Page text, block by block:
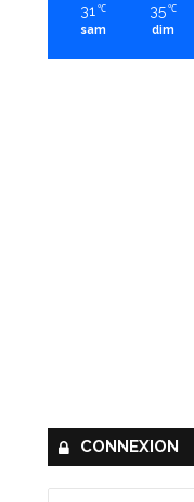
31 ℃
sam
35 ℃
dim
CONNEXION